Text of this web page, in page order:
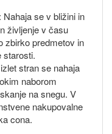
: Nahaja se v bližini in
življenje v času
zbirko predmetov in
starosti.
stran se nahaja
naborom
na snegu. V
nakupovalne
cona.